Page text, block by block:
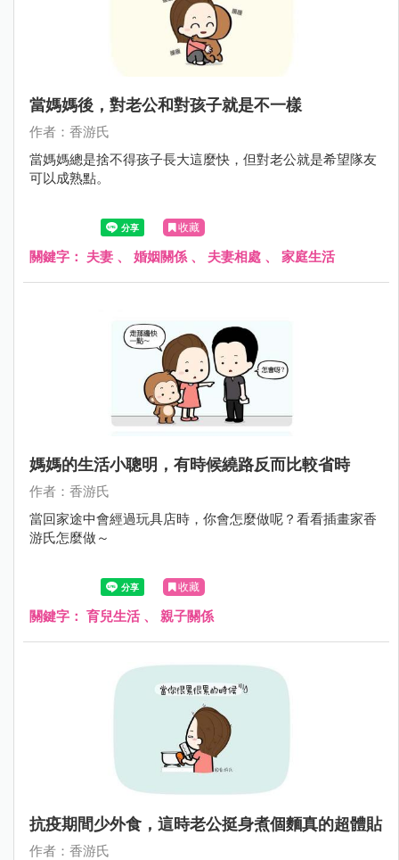
當媽媽後，對老公和對孩子就是不一樣
作者：香游氏
當媽媽總是捨不得孩子長大這麼快，但對老公就是希望隊友
可以成熟點。
收藏
關鍵字： 夫妻 、 婚姻關係 、 夫妻相處 、 家庭生活
媽媽的生活小聰明，有時候繞路反而比較省時
作者：香游氏
當回家途中會經過玩具店時，你會怎麼做呢？看看插畫家香
游氏怎麼做～
收藏
關鍵字： 育兒生活、 親子關係
抗疫期間少外食，這時老公挺身煮個麵真的超體貼
作者：香游氏